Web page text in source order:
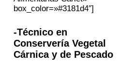
box_color=»#3181d4″]
-Técnico en
Conservería Vegetal
Cárnica y de Pescado